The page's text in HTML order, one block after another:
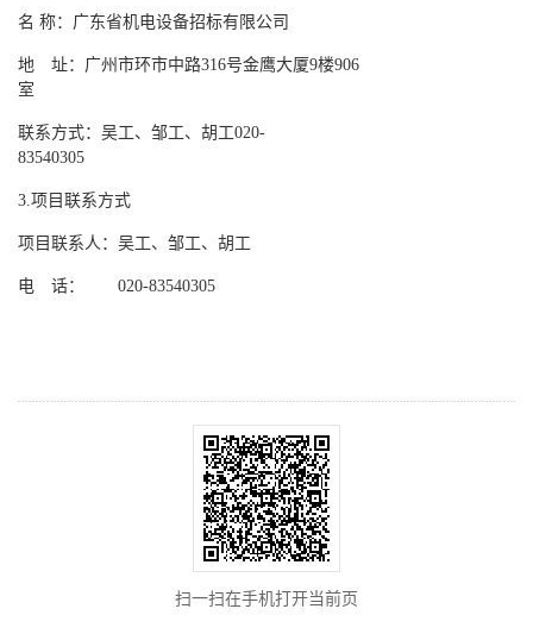
名 称：广东省机电设备招标有限公司
地 址：广州市环市中路316号金鹰大厦9楼906
室
联系方式：吴工、邹工、胡工020-
83540305
3.项目联系方式
项目联系人：吴工、邹工、胡工
电 话： 020-83540305
扫一扫在手机打开当前页